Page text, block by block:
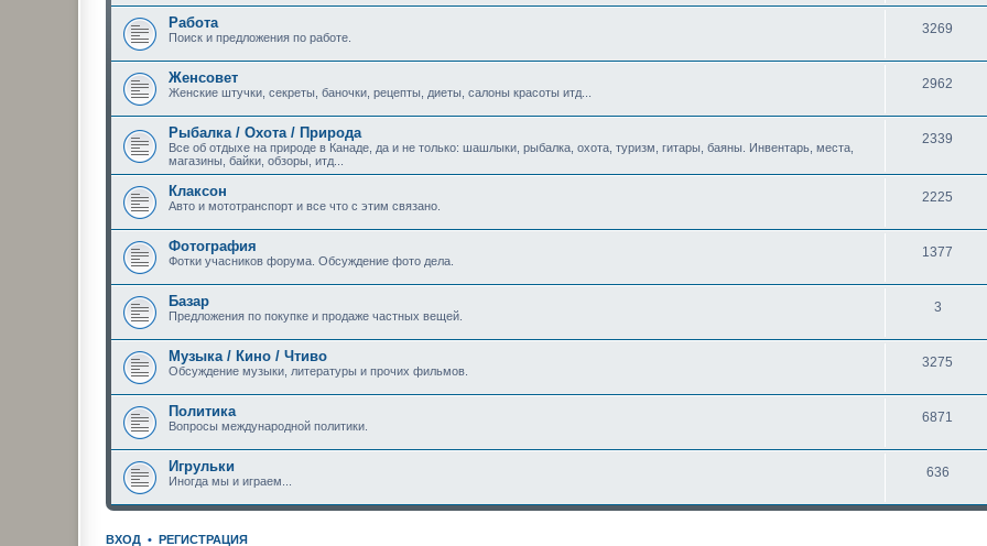
Работа
Поиск и предложения по работе.
3269
Женсовет
Женские штучки, секреты, баночки, рецепты, диеты, салоны красоты итд...
2962
Рыбалка / Охота / Природа
Все об отдыхе на природе в Канаде, да и не только: шашлыки, рыбалка, охота, туризм, гитары, баяны. Инвентарь, места,
магазины, байки, обзоры, итд...
2339
Клаксон
Авто и мототранспорт и все что с этим связано.
2225
Фотография
Фотки учасников форума. Обсуждение фото дела.
1377
Базар
Предложения по покупке и продаже частных вещей.
3
Музыка / Кино / Чтиво
Обсуждение музыки, литературы и прочих фильмов.
3275
Политика
Вопросы международной политики.
6871
Игрульки
Иногда мы и играем...
636
ВХОД • РЕГИСТРАЦИЯ